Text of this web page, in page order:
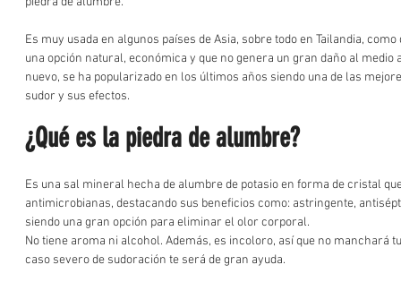
Es muy usada en algunos países de Asia, sobre todo en Tailandia,
una opción natural, económica y que no genera un gran daño al medio
nuevo, se ha popularizado en los últimos años siendo una de las
sudor y sus efectos.
¿Qué es la piedra de alumbre?
Es una sal mineral hecha de alumbre de potasio en forma de cristal
antimicrobianas, destacando sus beneficios como: astringente,
siendo una gran opción para eliminar el olor corporal.
No tiene aroma ni alcohol. Además, es incoloro, así que no manchará
caso severo de sudoración te será de gran ayuda.